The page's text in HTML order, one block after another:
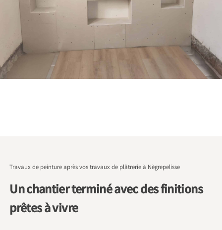
Travaux de peinture après vos travaux de plâtrerie à Nègrepelisse
Un chantier terminé avec des finitions
prêtes à vivre